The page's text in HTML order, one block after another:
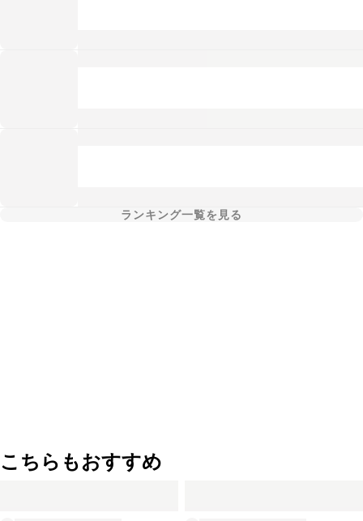
ランキング一覧を見る
こちらもおすすめ